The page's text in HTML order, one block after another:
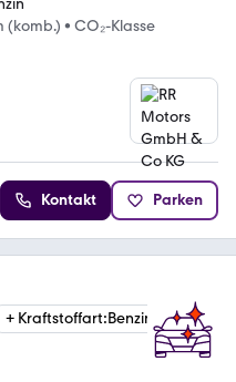
(komb.) • CO₂-Klasse
Kontakt Parken
+ Kraftstoffart:Benzin +